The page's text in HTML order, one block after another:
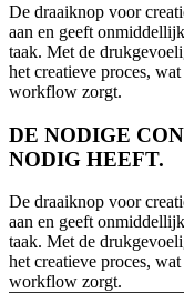
De draaiknop voor
aan en geeft
taak. Met de
het creatieve proces,
workflow zorgt.
DE NODIGE
NODIG HEEFT.
De draaiknop voor
aan en geeft
taak. Met de
het creatieve proces,
workflow zorgt.